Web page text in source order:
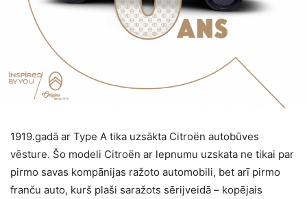
1919.gadā ar Type A tika uzsākta Citroën autobūves
vēsture. Šo modeli Citroën ar lepnumu uzskata ne tikai par
pirmo savas kompānijas ražoto automobili, bet arī pirmo
franču auto, kurš plaši saražots sērijveidā – kopējais